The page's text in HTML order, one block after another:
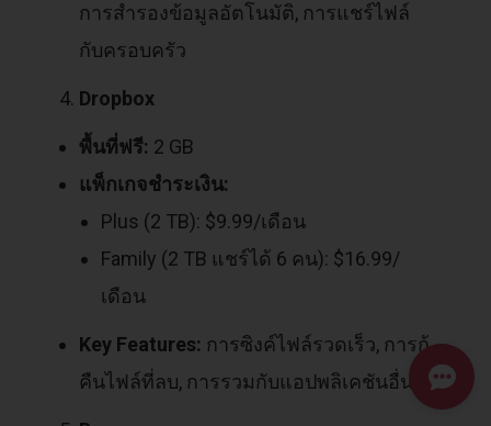
การสำรองข้อมูลอัตโนมัติ, การแชร์ไฟล์
กับครอบครัว
Dropbox
พื้นที่ฟรี: 2 GB
แพ็กเกจชำระเงิน:
Plus (2 TB): $9.99/เดือน
Family (2 TB แชร์ได้ 6 คน): $16.99/
เดือน
Key Features: การซิงค์ไฟล์รวดเร็ว, การกู้
คืนไฟล์ที่ลบ, การรวมกับแอปพลิเคชันอื่นๆ